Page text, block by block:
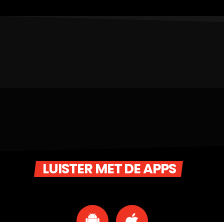
LUISTER MET DE APPS